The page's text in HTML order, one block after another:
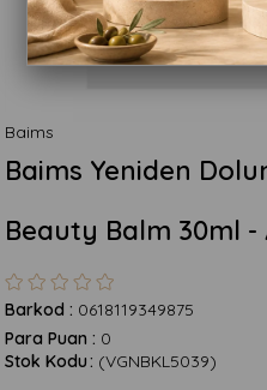
Baims
Baims Yeniden
Beauty Balm 30ml
Barkod : 0618119349875
Para Puan : 0
(VGNBKL5039)
Stok Kodu